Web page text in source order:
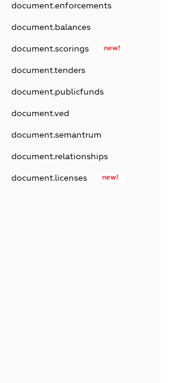
document.enforcements
document.balances
document.scorings new!
document.tenders
document.publicfunds
document.ved
document.semantrum
document.relationships
document.licenses new!